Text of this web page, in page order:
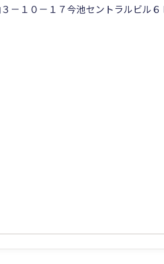
－１０－１７今池セントラルビル６